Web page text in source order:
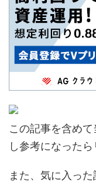
この記事を含め
し参考になったら
また、気に入っ